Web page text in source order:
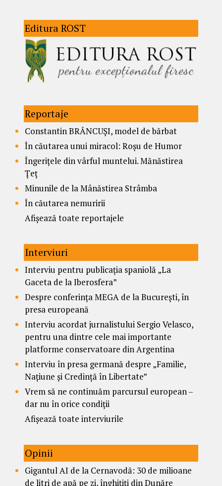
Editura ROST
Reportaje
Constantin BRÂNCUȘI, model de bărbat
În căutarea unui miracol: Roșu de Humor
Îngerițele din vârful muntelui. Mănăstirea
Țeț
Minunile de la Mânăstirea Strâmba
În căutarea nemuririi
Afișează toate reportajele
Interviuri
Interviu pentru publicația spaniolă „La
Gaceta de la Iberosfera”
Despre conferința MEGA de la București, în
presa europeană
Interviu acordat jurnalistului Sergio Velasco,
pentru una dintre cele mai importante
platforme conservatoare din Argentina
Interviu în presa germană despre „Familie,
Națiune și Credință în Libertate”
Vrem să ne continuăm parcursul european –
dar nu în orice condiții
Afișează toate interviurile
Opinii
Gigantul AI de la Cernavodă: 30 de milioane
de litri de apă pe zi, înghițiți din Dunăre